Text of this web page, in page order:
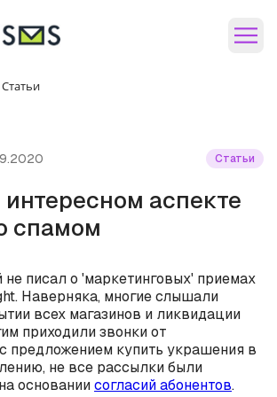
Статьи
Статьи
аспекте
спамом
не писал о 'маркетинговых' приемах
Наверняка, многие слышали
всех магазинов и ликвидации
приходили звонки от
предложением купить украшения в
не все рассылки были
основаниисогласий абонентов.